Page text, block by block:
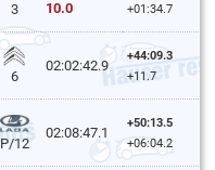
3
10.0
+01:34.7
6
02:02:42.9
+44:09.3
+11.7
P/12
02:08:47.1
+50:13.5
+06:04.2